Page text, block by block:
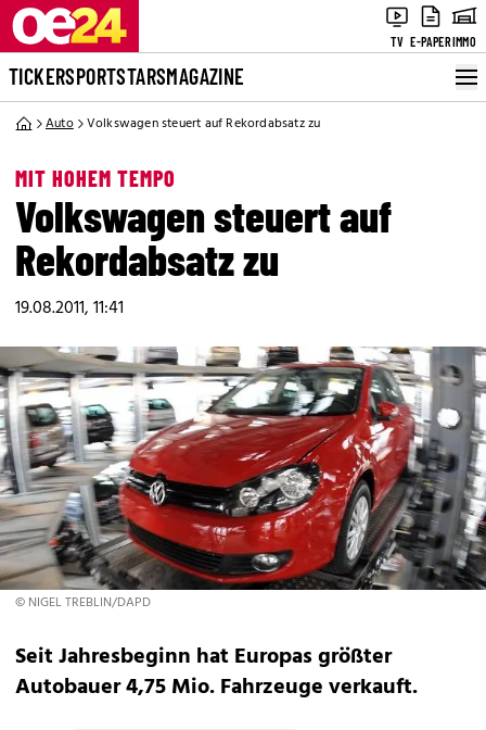
TV E-PAPERIMMO
TICKERSPORTSTARSMAGAZINE
Auto Volkswagen steuert auf Rekordabsatz zu
MIT HOHEM TEMPO
Volkswagen steuert auf
Rekordabsatz zu
19.08.2011, 11:41
© NIGEL TREBLIN/DAPD
Seit Jahresbeginn hat Europas größter
Autobauer 4,75 Mio. Fahrzeuge verkauft.